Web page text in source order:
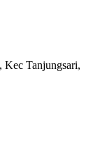
Kec Tanjungsari,